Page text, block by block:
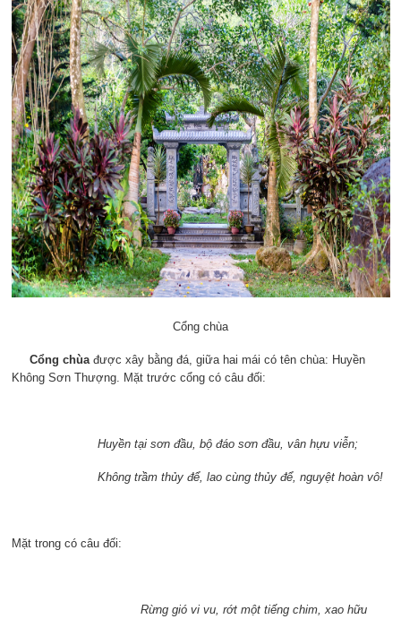
Cổng chùa
Cổng chùađược xây bằng đá, giữa hai mái có tên chùa: Huyền
Không Sơn Thượng. Mặt trước cổng có câu đối:
Huyền tại sơn đầu, bộ đáo sơn đầu, vân hựu viễn;
Không trầm thủy để, lao cùng thủy để, nguyệt hoàn vô!
Mặt trong có câu đối:
Rừng gió vi vu, rớt một tiếng chim, xao hữu